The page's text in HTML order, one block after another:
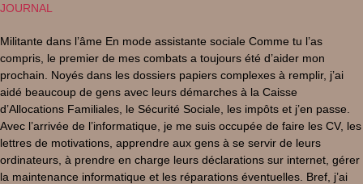
JOURNAL
Militante dans l’âme En mode assistante sociale Comme tu l’as
compris, le premier de mes combats a toujours été d’aider mon
prochain. Noyés dans les dossiers papiers complexes à remplir, j’ai
aidé beaucoup de gens avec leurs démarches à la Caisse
d’Allocations Familiales, le Sécurité Sociale, les impôts et j’en passe.
Avec l’arrivée de l’informatique, je me suis occupée de faire les CV, les
lettres de motivations, apprendre aux gens à se servir de leurs
ordinateurs, à prendre en charge leurs déclarations sur internet, gérer
la maintenance informatique et les réparations éventuelles. Bref, j’ai